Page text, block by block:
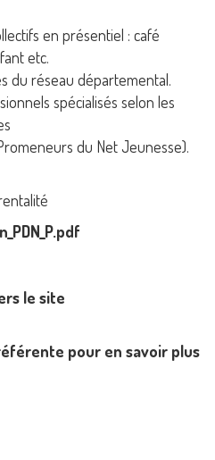
en présentiel : café
etc.
du réseau départemental.
spécialisés selon les
du Net Jeunesse).
le site
pour en savoir plus